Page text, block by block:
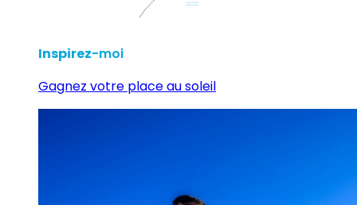
Inspirez-moi
Gagnez votre place au soleil